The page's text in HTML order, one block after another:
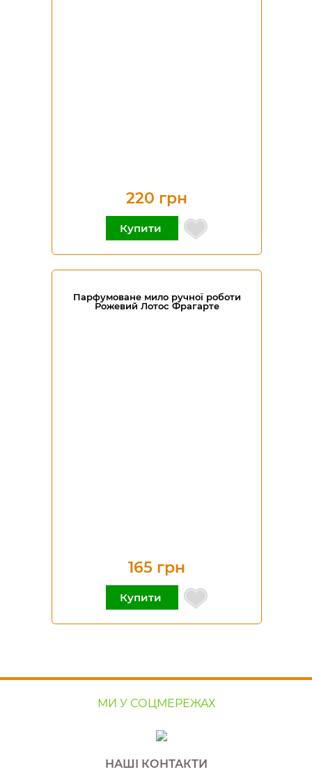
220 грн
Купити
Парфумоване мило ручної роботи
Рожевий Лотос Фрагарте
165 грн
Купити
МИ У СОЦМЕРЕЖАХ
НАШІ КОНТАКТИ